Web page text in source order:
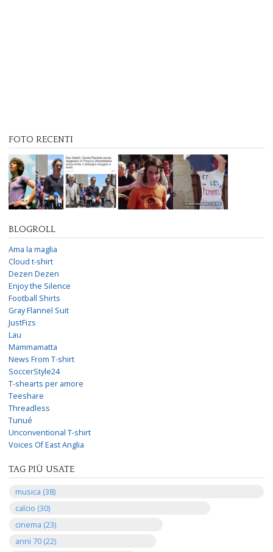
FOTO RECENTI
BLOGROLL
Ama la maglia
Cloud t-shirt
Dezen Dezen
Enjoy the Silence
Football Shirts
Gray Flannel Suit
JustFizs
Lau
Mammamatta
News From T-shirt
SoccerStyle24
T-shearts per amore
Teeshare
Threadless
Tunué
Unconventional T-shirt
Voices Of East Anglia
TAG PIÙ USATE
musica (38)
calcio (30)
cinema (23)
anni 70 (22)